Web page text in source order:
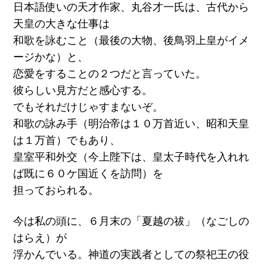
日本語使いの天才作家、丸谷才一氏は、古代から
天皇の大きな仕事は
和歌を詠むこと（最後の大物、後鳥羽上皇がイメ
ージかな）と、
恋愛をすることの２つだと言っていた。
彼らしい見方だと感心する。
でもそれだけじゃすまないぞ。
和歌の詠み手（明治帝は１０万首近い、昭和天皇
は１万首）でもあり、
皇室平和外交（今上陛下は、皇太子時代を入れれ
ば既に６０ケ国近くを訪問）を
担っておられる。
今は私の頭に、６月末の「夏越の祓」（なごしの
はらえ）が
浮かんでいる。神道の実践者としての祭祀王の役